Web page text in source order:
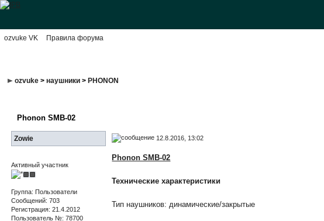
ozvuke VK Правила форума
ozvuke >наушники > PHONON
Phonon SMB-02
Zowie 12.8.2016, 13:02
Активный участник
Группа: Пользователи
Сообщений: 703
Регистрация: 21.4.2012
Пользователь №: 78700
Phonon SMB-02
Технические характеристики
Тип наушников: динамические/закрытые